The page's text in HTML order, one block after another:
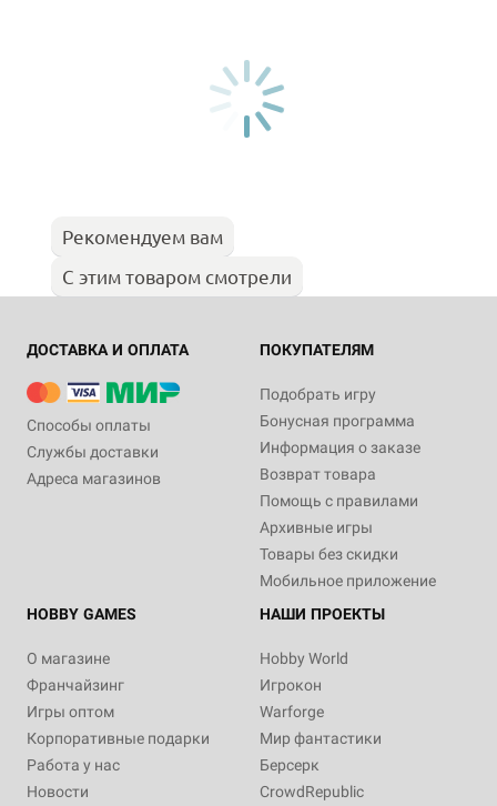
Рекомендуем вам
С этим товаром смотрели
ДОСТАВКА И ОПЛАТА
Способы оплаты
Службы доставки
Адреса магазинов
ПОКУПАТЕЛЯМ
Подобрать игру
Бонусная программа
Информация о заказе
Возврат товара
Помощь с правилами
Архивные игры
Товары без скидки
Мобильное приложение
HOBBY GAMES
О магазине
Франчайзинг
Игры оптом
Корпоративные подарки
Работа у нас
Новости
НАШИ ПРОЕКТЫ
Hobby World
Игрокон
Warforge
Мир фантастики
Берсерк
CrowdRepublic